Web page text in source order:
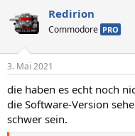
Redirion
Commodore PRO
3. Mai 2021
die haben es echt noch
die Software-Version
schwer sein.